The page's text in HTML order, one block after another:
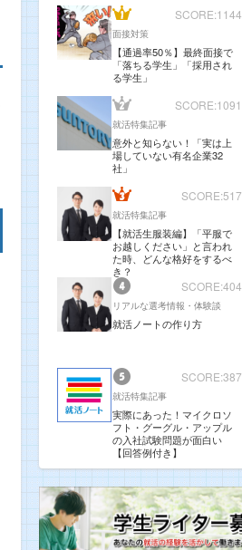
SCORE:1144
面接対策
【通過率50％】最終面接で
「落ちる学生」「採用され
る学生」
SCORE:1091
就活特集記事
意外と知らない！「実は上
場していない有名企業32
社」
SCORE:517
就活特集記事
【就活生服装編】「平服で
お越しください」と言われ
た時、どんな格好をするべ
き？
SCORE:404
リアルな選考情報・体験談
就活ノートの作り方
SCORE:387
就活特集記事
実際にあった！マイクロソ
フト・グーグル・アップル
の入社試験問題が面白い
【回答例付き】